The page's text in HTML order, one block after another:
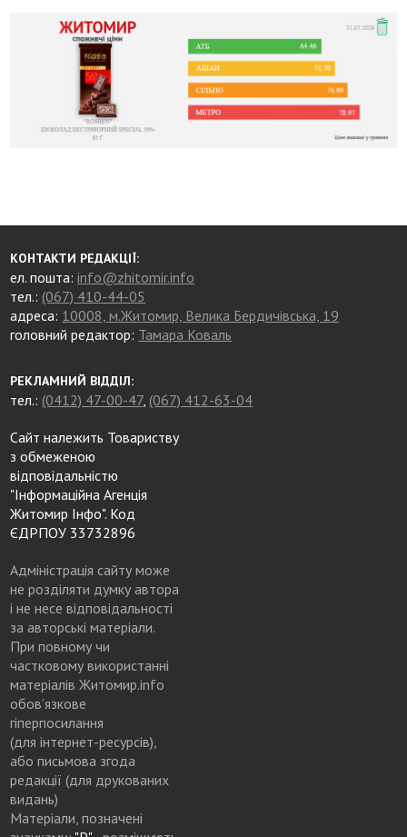
КОНТАКТИ РЕДАКЦІЇ:
ел. пошта:info@zhitomir.info
тел.: (067) 410-44-05
адреса: 10008, м.Житомир, Велика Бердичівська, 19
головний редактор: Тамара Коваль
РЕКЛАМНИЙ ВІДДІЛ:
тел.: (0412) 47-00-47, (067) 412-63-04
Сайт належить Товариству
з обмеженою
відповідальністю
"Інформаційна Агенція
Житомир Інфо". Код
ЄДРПОУ 33732896
Адміністрація сайту може
не розділяти думку автора
і не несе відповідальності
за авторські матеріали.
При повному чи
частковому використанні
матеріалів Житомир.info
обов’язкове
гіперпосилання
(для інтернет-ресурсів),
або письмова згода
редакції (для друкованих
видань)
Матеріали, позначені